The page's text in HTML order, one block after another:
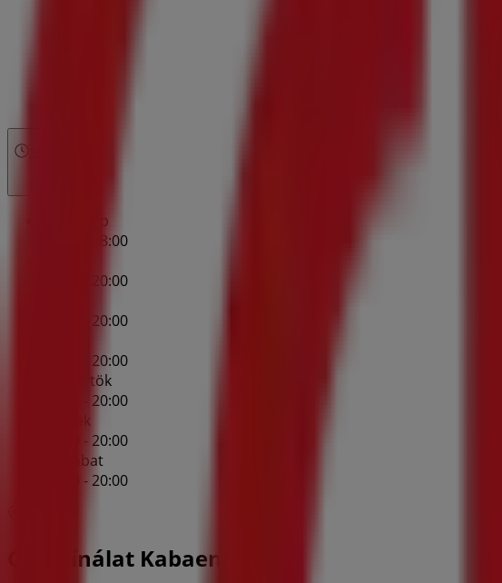
Vasárnap
06:00 - 18:00
05:00 - 20:00
05:00 - 20:00
05:00 - 20:00
Csütörtök
05:00 - 20:00
Péntek
05:00 - 20:00
Szombat
05:00 - 20:00
CBA Kínálat Kabaen